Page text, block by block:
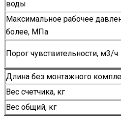
воды
Максимальное рабочее
более, МПа
Порог чувствительности, м3/ч
Длина без монтажного
Вес счетчика, кг
Вес общий, кг